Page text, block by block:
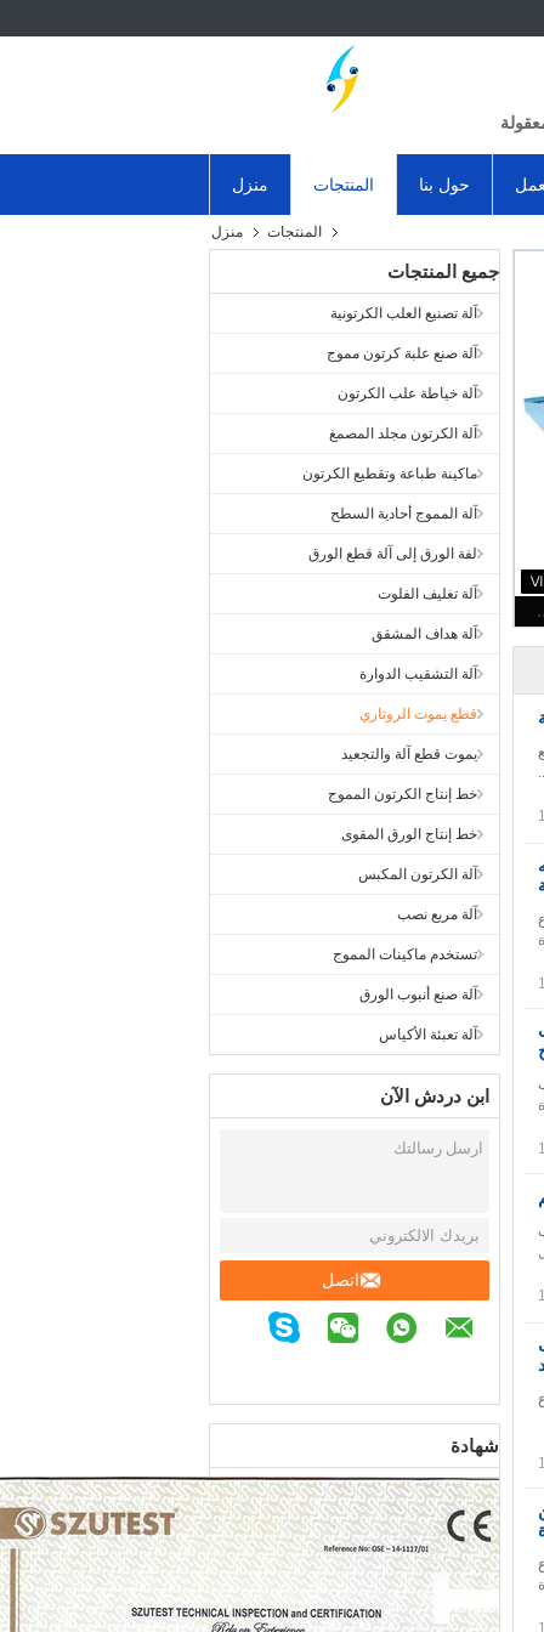
منزل المنتجات حول بنا
منزل المنتجات
جميع المنتجات
آلة تصنيع العلب الكرتونية
آلة صنع علبة كرتون مموج
آلة خياطة علب الكرتون
آلة الكرتون مجلد المصمغ
ماكينة طباعة وتقطيع الكرتون
آلة المموج أحادية السطح
لفة الورق إلى آلة قطع الورق
آلة تغليف الفلوت
آلة هداف المشقق
آلة التشقيب الدوارة
قطع يموت الروتاري
يموت قطع آلة والتجعيد
خط إنتاج الكرتون المموج
خط إنتاج الورق المقوى
آلة الكرتون المكبس
آلة مربع نصب
تستخدم ماكينات المموج
آلة صنع أنبوب الورق
آلة تعبئة الأكياس
ابن دردش الآن
اتصل
شهادة